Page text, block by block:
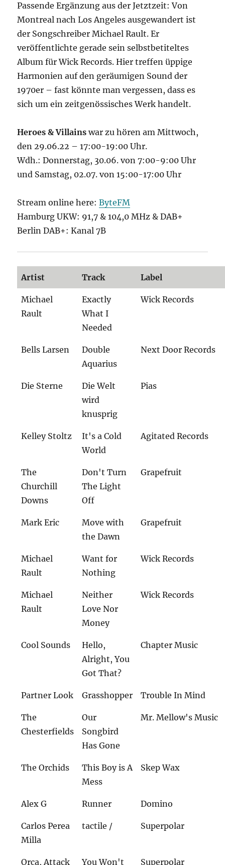
Passende Ergänzung aus der Jetztzeit: Von
Montreal nach Los Angeles ausgewandert ist
der Songschreiber Michael Rault. Er
veröffentlichte gerade sein selbstbetiteltes
Album für Wick Records. Hier treffen üppige
Harmonien auf den geräumigen Sound der
1970er – fast könnte man vergessen, dass es
sich um ein zeitgenössisches Werk handelt.
Heroes & Villainswar zu hören am Mittwoch,
den 29.06.22 – 17:00-19:00 Uhr.
Wdh.: Donnerstag, 30.06. von 7:00-9:00 Uhr
und Samstag, 02.07. von 15:00-17:00 Uhr
Stream online here:ByteFM
Hamburg UKW: 91,7 & 104,0 MHz & DAB+
Berlin DAB+: Kanal 7B
Artist Track Label
Michael
Rault
Exactly
What I
Needed
Wick Records
Bells Larsen
Double
Aquarius
Next Door Records
Die Sterne
Die Welt
wird
knusprig
Pias
Kelley Stoltz
It's a Cold
World
Agitated Records
The
Churchill
Downs
Don't Turn
The Light
Off
Grapefruit
Mark Eric
Move with
the Dawn
Grapefruit
Michael
Rault
Want for
Nothing
Wick Records
Michael
Rault
Neither
Love Nor
Money
Wick Records
Cool Sounds
Hello,
Alright, You
Got That?
Chapter Music
Partner Look Grasshopper Trouble In Mind
The
Chesterfields
Our
Songbird
Has Gone
Mr. Mellow's Music
The Orchids
This Boy is A
Mess
Skep Wax
Alex G Runner Domino
Carlos Perea
Milla
tactile / Superpolar
Orca, Attack You Won't Superpolar